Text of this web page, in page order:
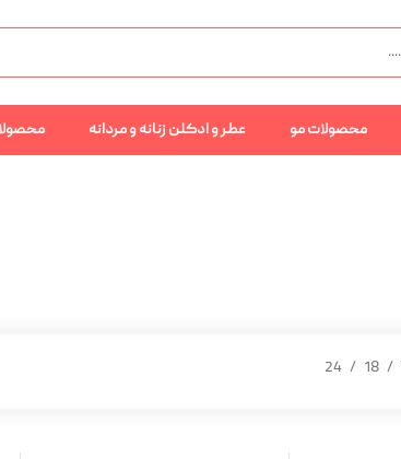
محصولات مو عطر و ادکلن زنانه و مردانه
18
24